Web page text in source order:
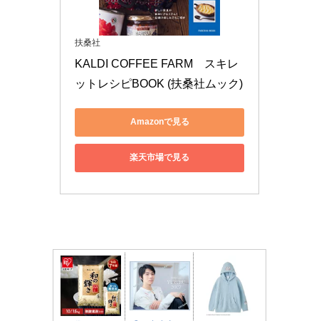
扶桑社
KALDI COFFEE FARM　スキレ
ットレシピBOOK (扶桑社ムック)
Amazonで見る
楽天市場で見る